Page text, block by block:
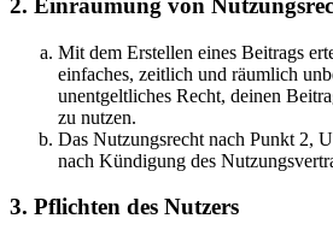
2. Einräumung von
Mit dem Erstellen eines Beitrags
einfaches, zeitlich und räumlich
unentgeltliches Recht, deinen
zu nutzen.
Das Nutzungsrecht nach Punkt 2,
nach Kündigung des
3. Pflichten des Nutzers